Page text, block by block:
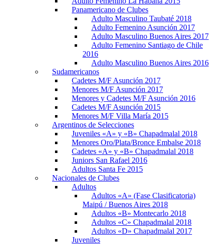
Panamericano de Clubes
Adulto Masculino Taubaté 2018
Adulto Femenino Asunción 2017
Adulto Masculino Buenos Aires 2017
Adulto Femenino Santiago de Chile
2016
Adulto Masculino Buenos Aires 2016
Sudamericanos
Cadetes M/F Asunción 2017
Menores M/F Asunción 2017
Menores y Cadetes M/F Asunción 2016
Cadetes M/F Asunción 2015
Menores M/F Villa María 2015
Argentinos de Selecciones
Juveniles «A» y «B» Chapadmalal 2018
Menores Oro/Plata/Bronce Embalse 2018
Cadetes «A» y «B» Chapadmalal 2018
Juniors San Rafael 2016
Adultos Santa Fe 2015
Nacionales de Clubes
Adultos
Adultos «A» (Fase Clasificatoria)
Maipú / Buenos Aires 2018
Adultos «B» Montecarlo 2018
Adultos «C» Chapadmalal 2018
Adultos «D» Chapadmalal 2017
Juveniles